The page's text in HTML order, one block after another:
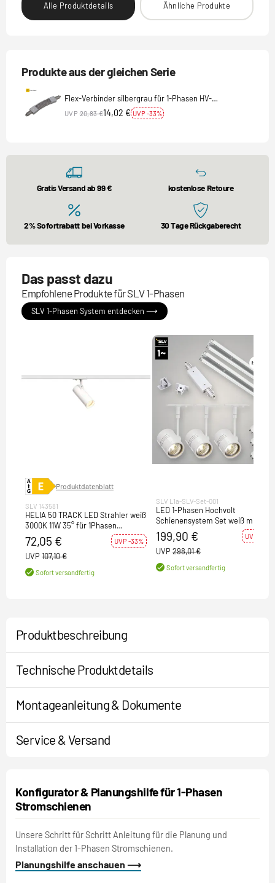
Alle Produktdetails Ähnliche Produkte
Produkte aus der gleichen Serie
Flex-Verbinder silbergrau für 1-Phasen HV-
Stromschiene14,02 € UVP -33%
UVP 20,83 €
Gratis Versand ab 99 € kostenlose Retoure
2% Sofortrabatt bei Vorkasse 30 Tage Rückgaberecht
Das passt dazu
Empfohlene Produkte für SLV 1-Phasen
SLV 1-Phasen System entdecken ⟶
Produktdatenblatt
SLV 143581
HELIA 50 TRACK LED Strahler weiß
3000K 11W 35° für 1Phasen
Hochvolt-Stromschiene inkl. 1
Phasen-Adapter
72,05 € UVP -33%
UVP 107,10 €
Sofort versandfertig
SLV L1a-SLV-Set-001
LED 1-Phasen Hochvolt
Schienensystem Set weiß mit 3x
BIMA I Spot + 2x 1m Stromschiene
199,90 € UVP -33%
UVP 298,01 €
Sofort versandfertig
Produktbeschreibung
Technische Produktdetails
Montageanleitung & Dokumente
Service & Versand
Konfigurator & Planungshilfe für 1-Phasen
Stromschienen
Unsere Schritt für Schritt Anleitung für die Planung und
Installation der 1-Phasen Stromschienen.
Planungshilfe anschauen ⟶